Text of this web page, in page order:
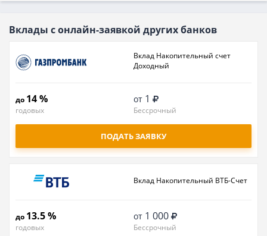
Вклады с онлайн-заявкой других банков
Вклад Накопительный счет
Доходный
до 14 %
годовых
от 1
Бессрочный
ПОДАТЬ ЗАЯВКУ
Вклад Накопительный ВТБ-Счет
до 13.5 %
годовых
от 1 000
Бессрочный